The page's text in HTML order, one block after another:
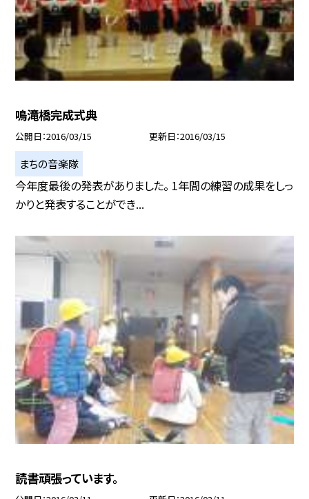
鳴滝橋完成式典
公開日 2016/03/15 更新日 2016/03/15
まちの音楽隊
今年度最後の発表がありました。 1年間の練習の成果をしっ
かりと発表することができ...
読書頑張っています。